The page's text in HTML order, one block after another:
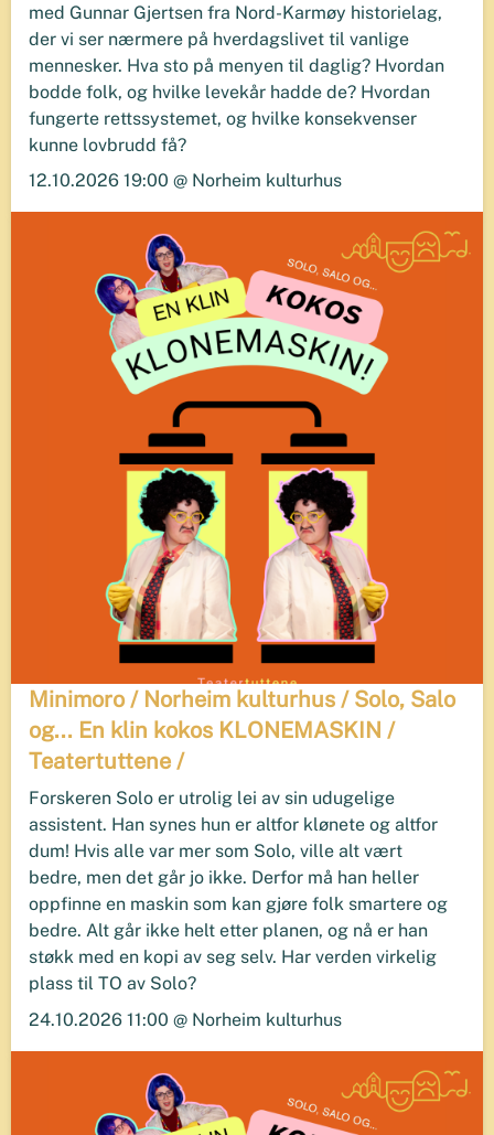
med Gunnar Gjertsen fra Nord-Karmøy historielag,
der vi ser nærmere på hverdagslivet til vanlige
mennesker. Hva sto på menyen til daglig? Hvordan
bodde folk, og hvilke levekår hadde de? Hvordan
fungerte rettssystemet, og hvilke konsekvenser
kunne lovbrudd få?
12.10.2026 19:00 @ Norheim kulturhus
Minimoro / Norheim kulturhus / Solo, Salo
og... En klin kokos KLONEMASKIN /
Teatertuttene /
Forskeren Solo er utrolig lei av sin udugelige
assistent. Han synes hun er altfor klønete og altfor
dum! Hvis alle var mer som Solo, ville alt vært
bedre, men det går jo ikke. Derfor må han heller
oppfinne en maskin som kan gjøre folk smartere og
bedre. Alt går ikke helt etter planen, og nå er han
støkk med en kopi av seg selv. Har verden virkelig
plass til TO av Solo?
24.10.2026 11:00 @ Norheim kulturhus